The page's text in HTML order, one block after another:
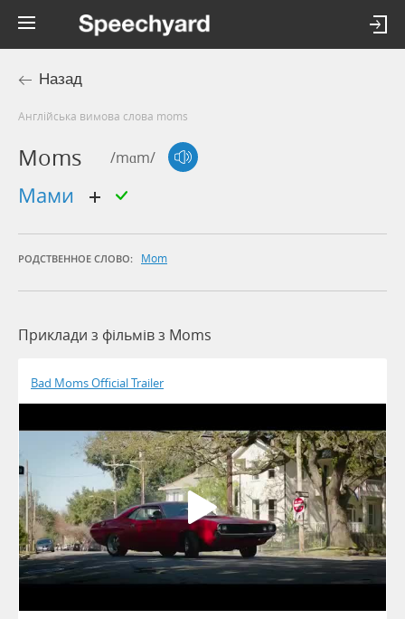
Назад
Англійська вимова слова moms
Moms /mɑm/
мами
РОДСТВЕННОЕ СЛОВО: Mom
Приклади з фільмів з Moms
Bad Moms Official Trailer